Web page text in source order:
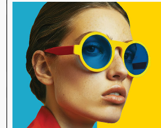
Yorum yazma kurallarını
kabul ediyorum.